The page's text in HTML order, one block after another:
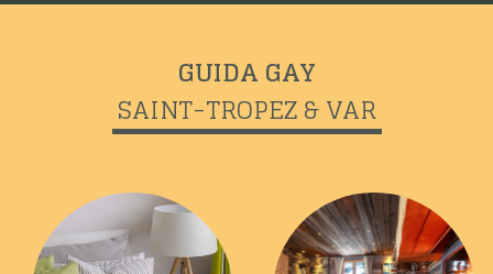
GUIDA GAY
SAINT-TROPEZ & VAR